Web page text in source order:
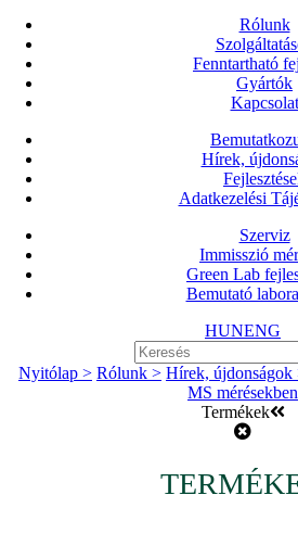
Rólunk
Fenntartható
Gyártók
Kapcsolat
Hírek,
Adatkezelési
Szerviz
Immisszió
Green Lab
Bemutató
HUNENG
Nyitólap > Rólunk > Hírek, újdonságok
MS mérésekben
Termékek